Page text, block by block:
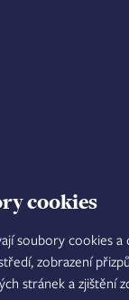
cookies
soubory cookies a
zobrazení
stránek a zjištění